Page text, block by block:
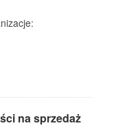
na sprzedaż